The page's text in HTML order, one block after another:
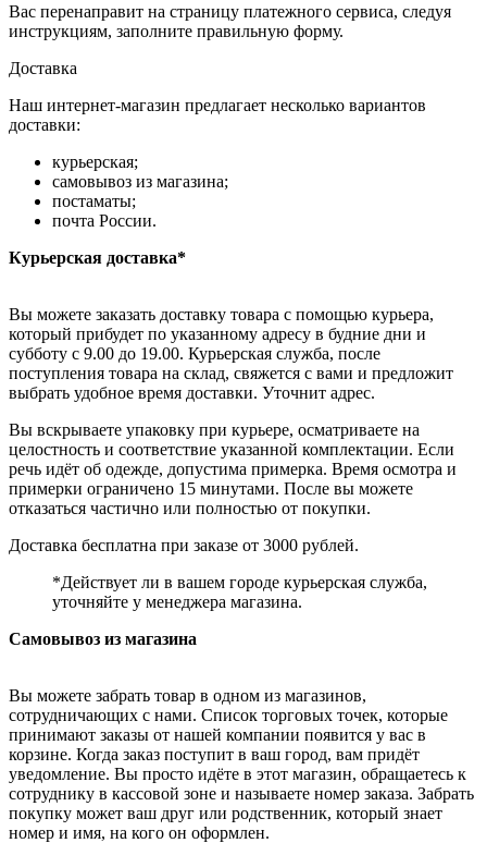
Вас перенаправит на страницу платежного сервиса, следуя
инструкциям, заполните правильную форму.
Доставка
Наш интернет-магазин предлагает несколько вариантов
доставки:
курьерская;
самовывоз из магазина;
постаматы;
почта России.
Курьерская доставка*
Вы можете заказать доставку товара с помощью курьера,
который прибудет по указанному адресу в будние дни и
субботу с 9.00 до 19.00. Курьерская служба, после
поступления товара на склад, свяжется с вами и предложит
выбрать удобное время доставки. Уточнит адрес.
Вы вскрываете упаковку при курьере, осматриваете на
целостность и соответствие указанной комплектации. Если
речь идёт об одежде, допустима примерка. Время осмотра и
примерки ограничено 15 минутами. После вы можете
отказаться частично или полностью от покупки.
Доставка бесплатна при заказе от 3000 рублей.
*Действует ли в вашем городе курьерская служба,
уточняйте у менеджера магазина.
Самовывоз из магазина
Вы можете забрать товар в одном из магазинов,
сотрудничающих с нами. Список торговых точек, которые
принимают заказы от нашей компании появится у вас в
корзине. Когда заказ поступит в ваш город, вам придёт
уведомление. Вы просто идёте в этот магазин, обращаетесь к
сотруднику в кассовой зоне и называете номер заказа. Забрать
покупку может ваш друг или родственник, который знает
номер и имя, на кого он оформлен.